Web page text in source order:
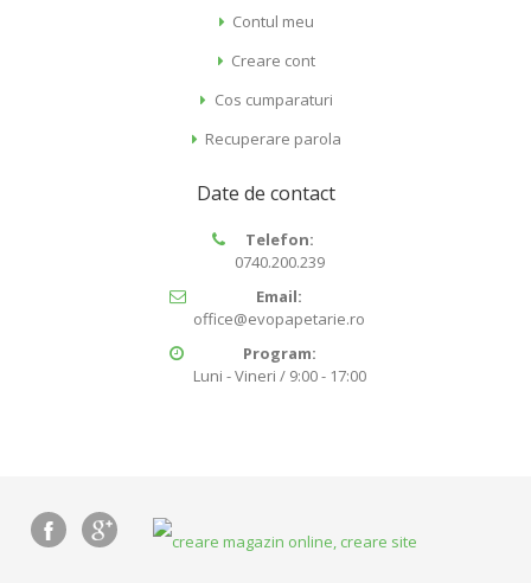
Contul meu
Creare cont
Cos cumparaturi
Recuperare parola
Date de contact
Telefon:
0740.200.239
Email:
office@evopapetarie.ro
Program:
Luni - Vineri / 9:00 - 17:00